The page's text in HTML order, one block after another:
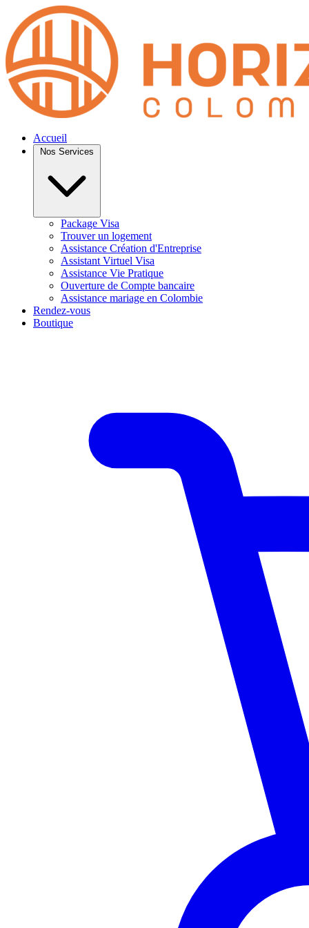
Accueil
Nos Services
Package Visa
Trouver un logement
Assistance Création d'Entreprise
Assistant Virtuel Visa
Assistance Vie Pratique
Ouverture de Compte bancaire
Assistance mariage en Colombie
Rendez-vous
Boutique